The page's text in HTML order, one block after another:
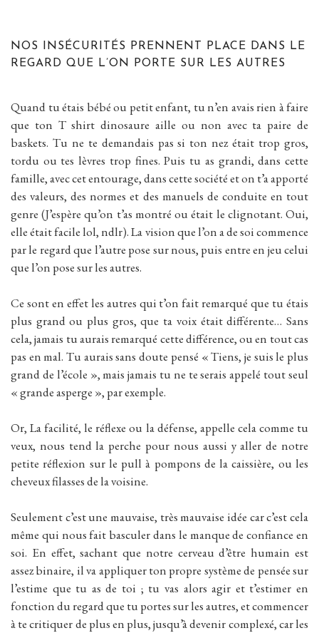
NOS INSÉCURITÉS PRENNENT PLACE DANS LE
REGARD QUE L’ON PORTE SUR LES AUTRES
Quand tu étais bébé ou petit enfant, tu n’en avais rien à faire
que ton T shirt dinosaure aille ou non avec ta paire de
baskets. Tu ne te demandais pas si ton nez était trop gros,
tordu ou tes lèvres trop fines. Puis tu as grandi, dans cette
famille, avec cet entourage, dans cette société et on t’a apporté
des valeurs, des normes et des manuels de conduite en tout
genre (J’espère qu’on t’as montré ou était le clignotant. Oui,
elle était facile lol, ndlr). La vision que l’on a de soi commence
par le regard que l’autre pose sur nous, puis entre en jeu celui
que l’on pose sur les autres.
Ce sont en effet les autres qui t’on fait remarqué que tu étais
plus grand ou plus gros, que ta voix était différente… Sans
cela, jamais tu aurais remarqué cette différence, ou en tout cas
pas en mal. Tu aurais sans doute pensé « Tiens, je suis le plus
grand de l’école », mais jamais tu ne te serais appelé tout seul
« grande asperge », par exemple.
Or, La facilité, le réflexe ou la défense, appelle cela comme tu
veux, nous tend la perche pour nous aussi y aller de notre
petite réflexion sur le pull à pompons de la caissière, ou les
cheveux filasses de la voisine.
Seulement c’est une mauvaise, très mauvaise idée car c’est cela
même qui nous fait basculer dans le manque de confiance en
soi. En effet, sachant que notre cerveau d’être humain est
assez binaire, il va appliquer ton propre système de pensée sur
l’estime que tu as de toi ; tu vas alors agir et t’estimer en
fonction du regard que tu portes sur les autres, et commencer
à te critiquer de plus en plus, jusqu’à devenir complexé, car les